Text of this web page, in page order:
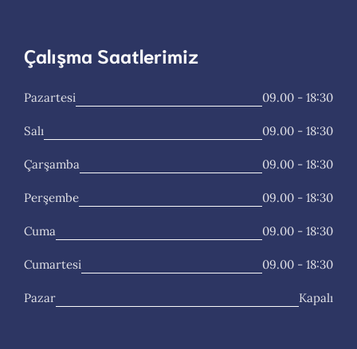
Çalışma Saatlerimiz
Pazartesi 09.00 - 18:30
Salı 09.00 - 18:30
Çarşamba 09.00 - 18:30
Perşembe 09.00 - 18:30
Cuma 09.00 - 18:30
Cumartesi 09.00 - 18:30
Pazar Kapalı